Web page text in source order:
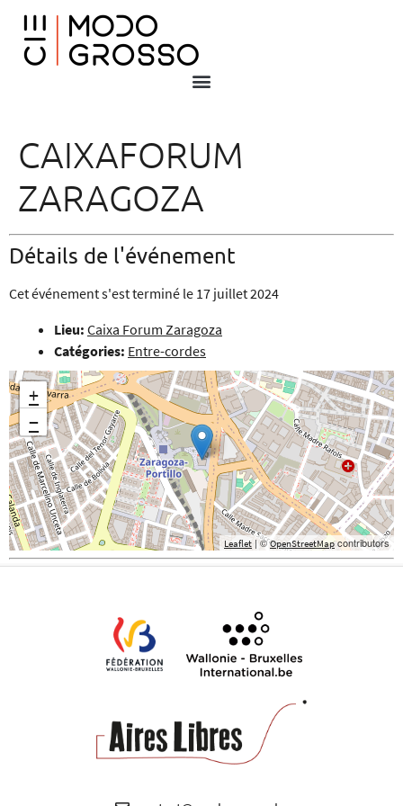
CAIXAFORUM
ZARAGOZA
Détails de l'événement
Cet événement s'est terminé le 17 juillet 2024
Lieu: Caixa Forum Zaragoza
Catégories: Entre-cordes
+
−
Leaflet | ©OpenStreetMapcontributors